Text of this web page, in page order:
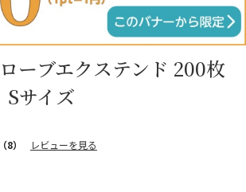
ーブエクステンド 200枚
Sサイズ
8） レビューを見る